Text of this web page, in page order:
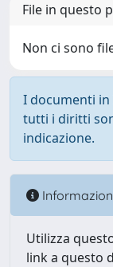
File in questo
Non ci sono
I documenti
tutti i diritti
indicazione.
Utilizza
link a questo